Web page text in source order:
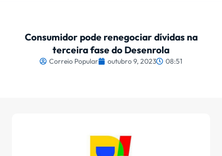
Consumidor pode renegociar dívidas na
terceira fase do Desenrola
Correio Popular outubro 9, 2023 08:51